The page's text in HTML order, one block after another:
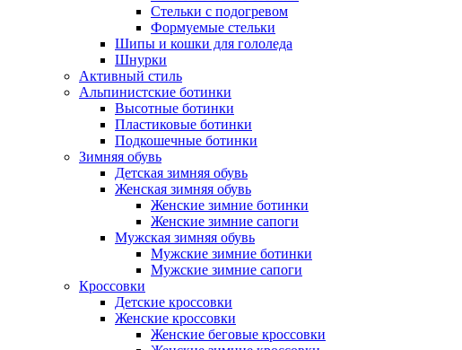
Стельки с подогревом
Формуемые стельки
Шипы и кошки для гололеда
Шнурки
Активный стиль
Альпинистские ботинки
Высотные ботинки
Пластиковые ботинки
Подкошечные ботинки
Зимняя обувь
Детская зимняя обувь
Женская зимняя обувь
Женские зимние ботинки
Женские зимние сапоги
Мужская зимняя обувь
Мужские зимние ботинки
Мужские зимние сапоги
Кроссовки
Детские кроссовки
Женские кроссовки
Женские беговые кроссовки